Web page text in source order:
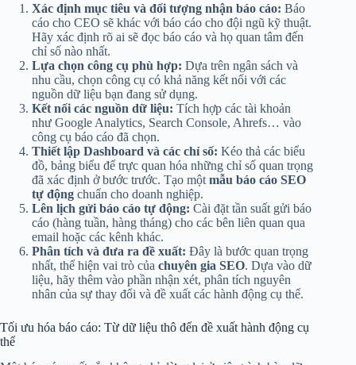
Xác định mục tiêu và đối tượng nhận báo cáo: Báo
cáo cho CEO sẽ khác với báo cáo cho đội ngũ kỹ thuật.
Hãy xác định rõ ai sẽ đọc báo cáo và họ quan tâm đến
chỉ số nào nhất.
Lựa chọn công cụ phù hợp: Dựa trên ngân sách và
nhu cầu, chọn công cụ có khả năng kết nối với các
nguồn dữ liệu bạn đang sử dụng.
Kết nối các nguồn dữ liệu: Tích hợp các tài khoản
như Google Analytics, Search Console, Ahrefs… vào
công cụ báo cáo đã chọn.
Thiết lập Dashboard và các chỉ số: Kéo thả các biểu
đồ, bảng biểu để trực quan hóa những chỉ số quan trọng
đã xác định ở bước trước. Tạo một mẫu báo cáo SEO
tự động chuẩn cho doanh nghiệp.
Lên lịch gửi báo cáo tự động: Cài đặt tần suất gửi báo
cáo (hàng tuần, hàng tháng) cho các bên liên quan qua
email hoặc các kênh khác.
Phân tích và đưa ra đề xuất: Đây là bước quan trọng
nhất, thể hiện vai trò của chuyên gia SEO. Dựa vào dữ
liệu, hãy thêm vào phần nhận xét, phân tích nguyên
nhân của sự thay đổi và đề xuất các hành động cụ thể.
Tối ưu hóa báo cáo: Từ dữ liệu thô đến đề xuất hành động cụ
thể